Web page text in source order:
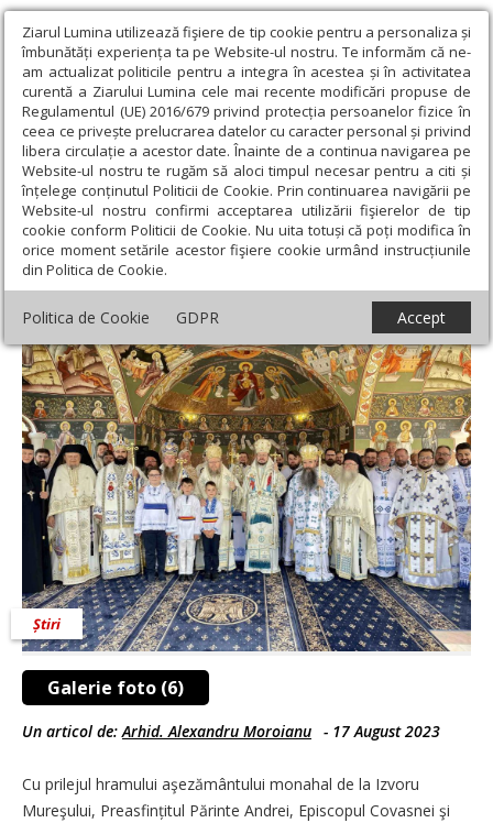
Ziarul Lumina utilizează fişiere de tip cookie pentru a personaliza și
îmbunătăți experiența ta pe Website-ul nostru. Te informăm că ne-
am actualizat politicile pentru a integra în acestea și în activitatea
curentă a Ziarului Lumina cele mai recente modificări propuse de
Regulamentul (UE) 2016/679 privind protecția persoanelor fizice în
ceea ce privește prelucrarea datelor cu caracter personal și privind
libera circulație a acestor date. Înainte de a continua navigarea pe
Website-ul nostru te rugăm să aloci timpul necesar pentru a citi și
înțelege conținutul Politicii de Cookie. Prin continuarea navigării pe
Website-ul nostru confirmi acceptarea utilizării fişierelor de tip
cookie conform Politicii de Cookie. Nu uita totuși că poți modifica în
orice moment setările acestor fişiere cookie urmând instrucțiunile
din Politica de Cookie.
Politica de Cookie GDPR Accept
Ziarul Lumina › Actualitate religioasă › Știri › Cinci ierarhi au
liturghisit la mănăstirea de la Izvoru Mureşului
Cinci ierarhi au liturghisit la mănăstirea de
la Izvoru Mureşului
Galerie foto (6)
Știri
Un articol de: Arhid. Alexandru Moroianu - 17 August 2023
Cu prilejul hramului aşezământului monahal de la Izvoru
Mureşului, Preasfințitul Părinte Andrei, Episcopul Covasnei şi